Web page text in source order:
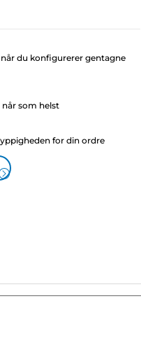
du konfigurerer gentagne
som helst
for din ordre